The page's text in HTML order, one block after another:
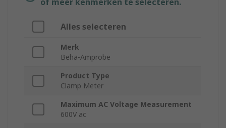
of meer kenmerken te selecteren.
Alles selecteren
Merk
Beha-Amprobe
Product Type
Clamp Meter
Maximum AC Voltage Measurement
600V ac